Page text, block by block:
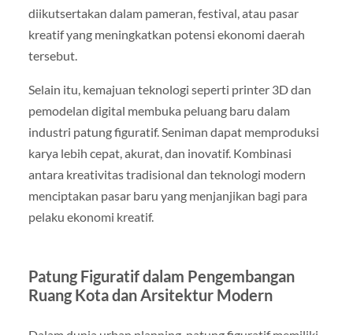
diikutsertakan dalam pameran, festival, atau pasar
kreatif yang meningkatkan potensi ekonomi daerah
tersebut.
Selain itu, kemajuan teknologi seperti printer 3D dan
pemodelan digital membuka peluang baru dalam
industri patung figuratif. Seniman dapat memproduksi
karya lebih cepat, akurat, dan inovatif. Kombinasi
antara kreativitas tradisional dan teknologi modern
menciptakan pasar baru yang menjanjikan bagi para
pelaku ekonomi kreatif.
Patung Figuratif dalam Pengembangan
Ruang Kota dan Arsitektur Modern